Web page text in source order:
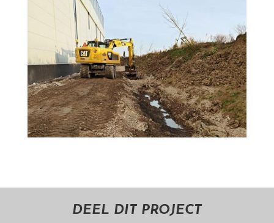
DEEL DIT PROJECT